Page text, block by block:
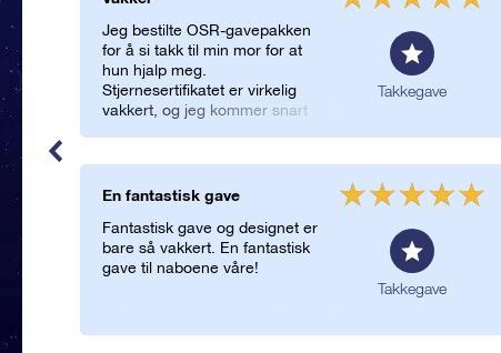
Jeg bestilte OSR-gavepakken
for å si takk til min mor for at
hun hjalp meg.
Stjernesertifikatet er virkelig
vakkert, og jeg kommer snart
Takkegave
En fantastisk gave
Fantastisk gave og designet er
bare så vakkert. En fantastisk
gave til naboene våre!
Takkegave